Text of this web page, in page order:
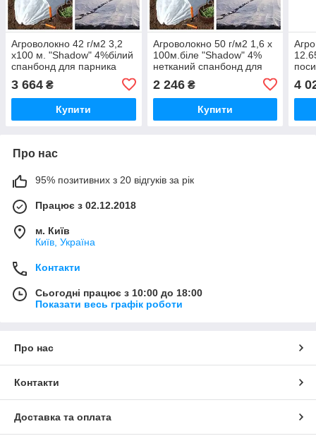
Агроволокно 42 г/м2 3,2
х100 м. "Shadow" 4%білий
спанбонд для парника
3 664 ₴
Купити
Агроволокно 50 г/м2 1,6 х
100м.біле "Shadow" 4%
нетканий спанбонд для
2 246₴
Купити
4
Про нас
95% позитивних з 20 відгуків за рік
Працює з 02.12.2018
м. Київ
Київ, Україна
Контакти
Сьогодні працює з 10:00 до 18:00
Показати весь графік роботи
Про нас
Контакти
Доставка та оплата